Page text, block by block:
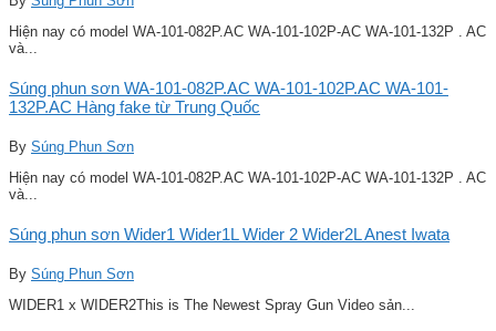
Hiện nay có model WA-101-082P.AC WA-101-102P-AC WA-101-132P . AC
và...
Súng phun sơn WA-101-082P.AC WA-101-102P.AC WA-101-
132P.AC Hàng fake từ Trung Quốc
By Súng Phun Sơn
Hiện nay có model WA-101-082P.AC WA-101-102P-AC WA-101-132P . AC
và...
Súng phun sơn Wider1 Wider1L Wider 2 Wider2L Anest Iwata
By Súng Phun Sơn
WIDER1 x WIDER2This is The Newest Spray Gun Video sản...